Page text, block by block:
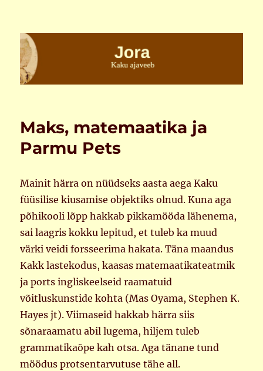
Jora
Maks, matemaatika ja
Parmu Pets
Mainit härra on nüüdseks aasta aega Kaku
füüsilise kiusamise objektiks olnud. Kuna aga
põhikooli lõpp hakkab pikkamööda lähenema,
sai laagris kokku lepitud, et tuleb ka muud
värki veidi forsseerima hakata. Täna maandus
Kakk lastekodus, kaasas matemaatikateatmik
ja ports ingliskeelseid raamatuid
võitluskunstide kohta (Mas Oyama, Stephen K.
Hayes jt). Viimaseid hakkab härra siis
sõnaraamatu abil lugema, hiljem tuleb
grammatikaõpe kah otsa. Aga tänane tund
möödus protsentarvutuse tähe all.